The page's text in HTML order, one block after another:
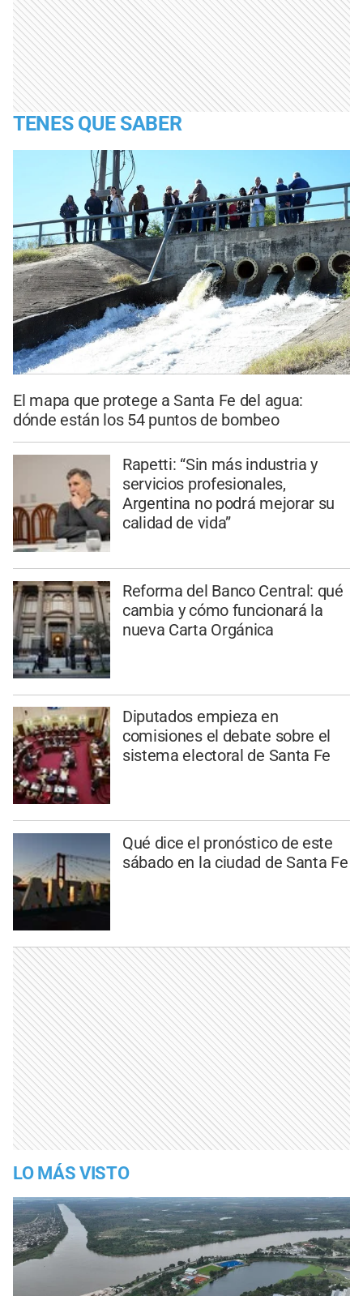
TENES QUE SABER
El mapa que protege a Santa Fe del agua:
dónde están los 54 puntos de bombeo
Rapetti: “Sin más industria y
servicios profesionales,
Argentina no podrá mejorar su
calidad de vida”
Reforma del Banco Central: qué
cambia y cómo funcionará la
nueva Carta Orgánica
Diputados empieza en
comisiones el debate sobre el
sistema electoral de Santa Fe
Qué dice el pronóstico de este
sábado en la ciudad de Santa Fe
LO MÁS VISTO